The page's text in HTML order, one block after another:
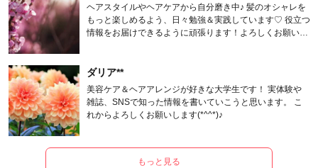
ヘアスタイルやヘアケアから自分磨き中♪ 髪のオシャレを
もっと楽しめるよう、日々勉強＆実践しています♡ 役立つ
情報をお届けできるように頑張ります！よろしくお願いし
ダリア**
美容ケア＆ヘアアレンジが好きな大学生です！ 実体験や
雑誌、SNSで知った情報を書いていこうと思います。 こ
れからよろしくお願いします(*^^*)♪
もっと見る